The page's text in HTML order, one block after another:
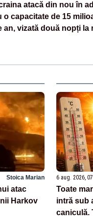
atacă din nou în
o capacitate de 15
an, vizată două nopți la
Stoica Marian
atac
Harkov
6 aug. 2026,
Toate
intră sub
caniculă.